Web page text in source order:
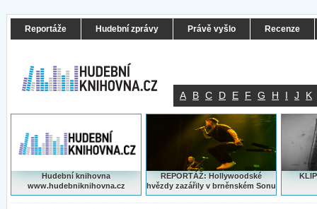
Reportáže Hudební zprávy Právě vyšlo Recenze
A B C D E F G H I J K
Hudební knihovna
www.hudebniknihovna.cz
REPORTÁŽ: Hollywoodské
hvězdy zazářily v brněnském Sonu